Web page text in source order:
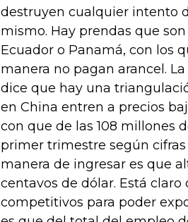
destruyen cualquier intento
mismo. Hay prendas que
Ecuador o Panamá, con los
manera no pagan arancel.
dice que hay una
en China entren a precios
con que de las 108 millones
primer trimestre según cifras
manera de ingresar es que
centavos de dólar. Está
competitivos para poder